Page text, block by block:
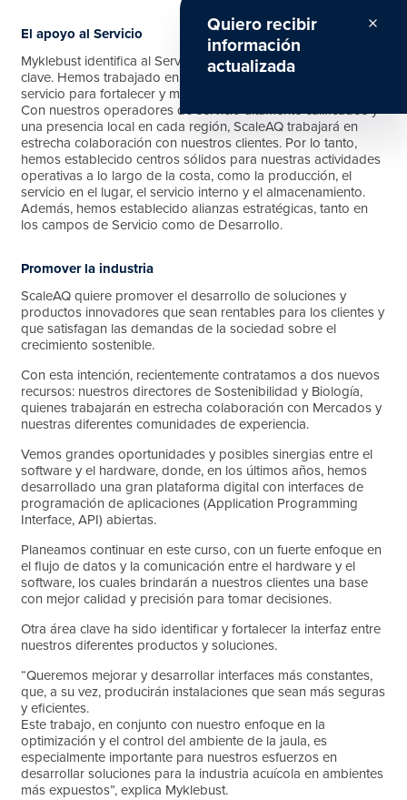
El apoyo al Servicio
Myklebust identifica al Servicio como otra área estratégica
clave. Hemos trabajado en nuevos conceptos y puntos de
servicio para fortalecer y mejorar nuestro nivel de servicio.
Con nuestros operadores de servicio altamente calificados y
una presencia local en cada región, ScaleAQ trabajará en
estrecha colaboración con nuestros clientes. Por lo tanto,
hemos establecido centros sólidos para nuestras actividades
operativas a lo largo de la costa, como la producción, el
servicio en el lugar, el servicio interno y el almacenamiento.
Además, hemos establecido alianzas estratégicas, tanto en
los campos de Servicio como de Desarrollo.
Promover la industria
ScaleAQ quiere promover el desarrollo de soluciones y
productos innovadores que sean rentables para los clientes y
que satisfagan las demandas de la sociedad sobre el
crecimiento sostenible.
Con esta intención, recientemente contratamos a dos nuevos
recursos: nuestros directores de Sostenibilidad y Biología,
quienes trabajarán en estrecha colaboración con Mercados y
nuestras diferentes comunidades de experiencia.
Vemos grandes oportunidades y posibles sinergias entre el
software y el hardware, donde, en los últimos años, hemos
desarrollado una gran plataforma digital con interfaces de
programación de aplicaciones (Application Programming
Interface, API) abiertas.
Planeamos continuar en este curso, con un fuerte enfoque en
el flujo de datos y la comunicación entre el hardware y el
software, los cuales brindarán a nuestros clientes una base
con mejor calidad y precisión para tomar decisiones.
Otra área clave ha sido identificar y fortalecer la interfaz entre
nuestros diferentes productos y soluciones.
“Queremos mejorar y desarrollar interfaces más constantes,
que, a su vez, producirán instalaciones que sean más seguras
y eficientes.
Este trabajo, en conjunto con nuestro enfoque en la
optimización y el control del ambiente de la jaula, es
especialmente importante para nuestros esfuerzos en
desarrollar soluciones para la industria acuícola en ambientes
más expuestos”, explica Myklebust.
Quiero recibir
información
actualizada
close